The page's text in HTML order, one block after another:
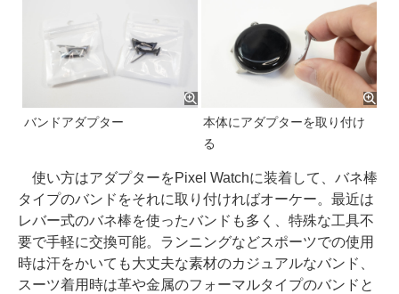
バンドアダプター
本体にアダプターを取り付け
る
使い方はアダプターをPixel Watchに装着して、バネ棒
タイプのバンドをそれに取り付ければオーケー。最近は
レバー式のバネ棒を使ったバンドも多く、特殊な工具不
要で手軽に交換可能。ランニングなどスポーツでの使用
時は汗をかいても大丈夫な素材のカジュアルなバンド、
スーツ着用時は革や金属のフォーマルタイプのバンドと